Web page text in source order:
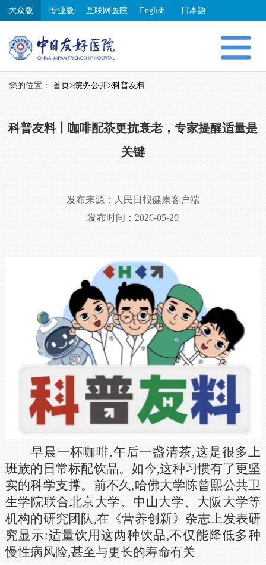
大众版 专业版 互联网医院 English 日本語
您的位置： 首页> 院务公开>科普友料
科普友料丨咖啡配茶更抗衰老，专家提醒适量是
关键
发布来源：
人民日报健康客户端
发布时间：2026-05-20
早晨一杯咖啡,午后一盏清茶,这是很多上
班族的日常标配饮品。如今,这种习惯有了更坚
实的科学支撑。前不久,哈佛大学陈曾熙公共卫
生学院联合北京大学、中山大学、大阪大学等
机构的研究团队,在《营养创新》杂志上发表研
究显示:适量饮用这两种饮品,不仅能降低多种
慢性病风险,甚至与更长的寿命有关。